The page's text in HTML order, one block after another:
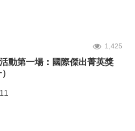
1,425
動第一場：國際傑出菁英獎